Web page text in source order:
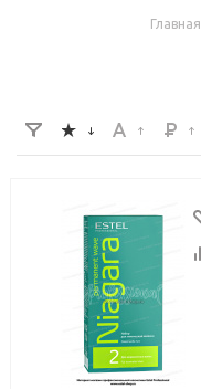
Главная